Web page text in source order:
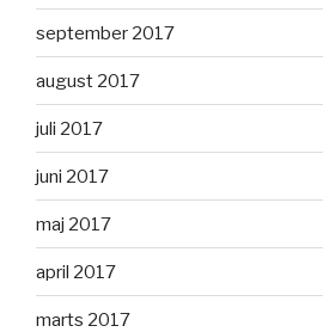
september 2017
august 2017
juli 2017
juni 2017
maj 2017
april 2017
marts 2017